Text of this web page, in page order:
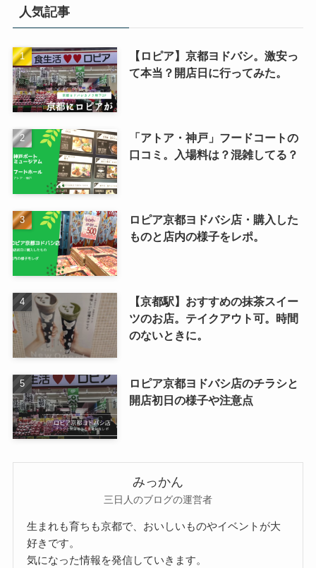
人気記事
【ロピア】京都ヨドバシ。激安っ
て本当？開店日に行ってみた。
「アトア・神戸」フードコートの
口コミ。入場料は？混雑してる？
ロピア京都ヨドバシ店・購入した
ものと店内の様子をレポ。
【京都駅】おすすめの抹茶スイー
ツのお店。テイクアウト可。時間
のないときに。
ロピア京都ヨドバシ店のチラシと
開店初日の様子や注意点
みっかん
三日人のブログの運営者
生まれも育ちも京都で、おいしいものやイベントが大
好きです。
気になった情報を発信していきます。